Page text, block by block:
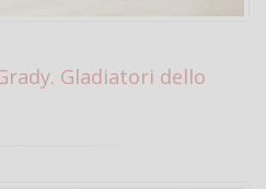
Gladiatori dello